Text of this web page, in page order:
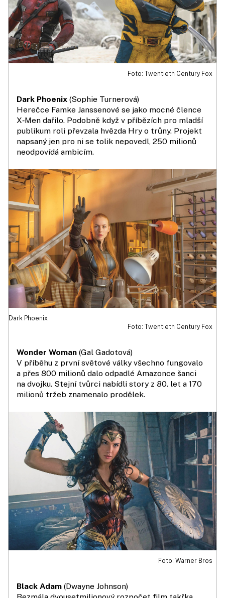
Foto: Twentieth Century Fox
Dark Phoenix (Sophie Turnerová)
Herečce Famke Janssenové se jako mocné člence
X‑Men dařilo. Podobně když v příbězích pro mladší
publikum roli převzala hvězda Hry o trůny. Projekt
napsaný jen pro ni se tolik nepovedl, 250 milionů
neodpovídá ambicím.
Dark Phoenix
Foto: Twentieth Century Fox
Wonder Woman (Gal Gadotová)
V příběhu z první světové války všechno fungovalo
a přes 800 milionů dalo odpadlé Amazonce šanci
na dvojku. Stejní tvůrci nabídli story z 80. let a 170
milionů tržeb znamenalo prodělek.
Foto: Warner Bros
Black Adam (Dwayne Johnson)